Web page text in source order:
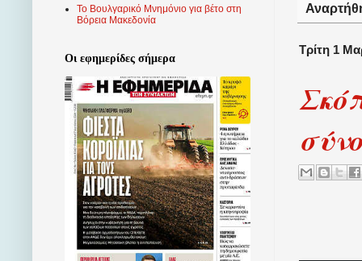
Τρίτη 1
Το Βουλγαρικό Μνημόνιο για βέτο στη
Βόρεια Μακεδονία
Οι εφημερίδες σήμερα